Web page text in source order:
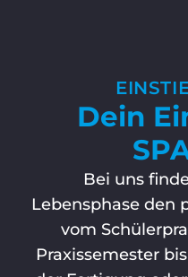
Dein
Bei uns
Lebensphase den
vom
Praxissemester